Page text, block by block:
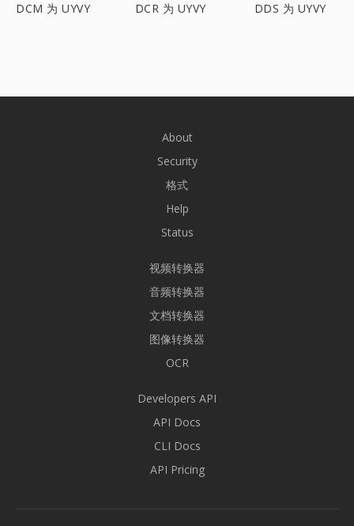
DCM 为 UYVY DCR 为 UYVY DDS 为 UYVY
About
Security
格式
Help
Status
视频转换器
音频转换器
文档转换器
图像转换器
OCR
Developers API
API Docs
CLI Docs
API Pricing